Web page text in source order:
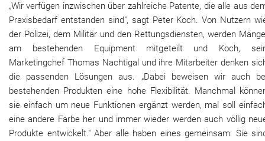
„Wir verfügen inzwischen über zahlreiche Patente, die alle aus
Praxisbedarf entstanden sind", sagt Peter Koch. Von Nutzern
der Polizei, dem Militär und den Rettungsdiensten, werden
am bestehenden Equipment mitgeteilt und Koch,
Marketingchef Thomas Nachtigal und ihre Mitarbeiter denken
die passenden Lösungen aus. „Dabei beweisen wir auch
bestehenden Produkten eine hohe Flexibilität. Manchmal
sie einfach um neue Funktionen ergänzt werden, mal soll
eine andere Farbe her und immer wieder werden auch völlig
Produkte entwickelt." Aber alle haben eines gemeinsam: Sie